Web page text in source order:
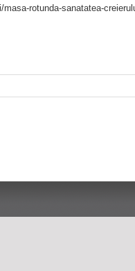
rotunda-sanatatea-